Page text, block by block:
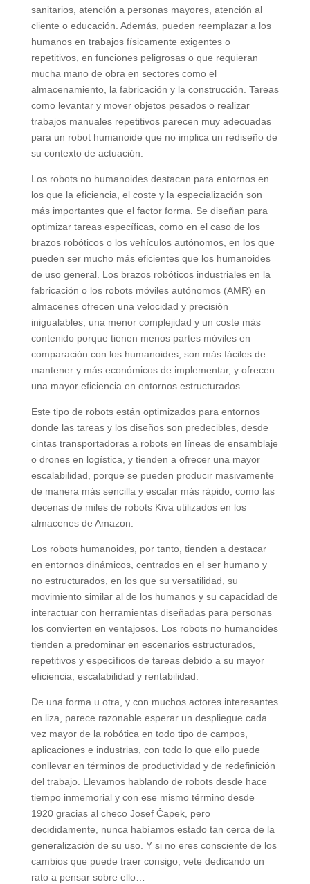
sanitarios, atención a personas mayores, atención al
cliente o educación. Además, pueden reemplazar a los
humanos en trabajos físicamente exigentes o
repetitivos, en funciones peligrosas o que requieran
mucha mano de obra en sectores como el
almacenamiento, la fabricación y la construcción. Tareas
como levantar y mover objetos pesados ​​o realizar
trabajos manuales repetitivos parecen muy adecuadas
para un robot humanoide que no implica un rediseño de
su contexto de actuación.
Los robots no humanoides destacan para entornos en
los que la eficiencia, el coste y la especialización son
más importantes que el factor forma. Se diseñan para
optimizar tareas específicas, como en el caso de los
brazos robóticos o los vehículos autónomos, en los que
pueden ser mucho más eficientes que los humanoides
de uso general. Los brazos robóticos industriales en la
fabricación o los robots móviles autónomos (AMR) en
almacenes ofrecen una velocidad y precisión
inigualables, una menor complejidad y un coste más
contenido porque tienen menos partes móviles en
comparación con los humanoides, son más fáciles de
mantener y más económicos de implementar, y ofrecen
una mayor eficiencia en entornos estructurados.
Este tipo de robots están optimizados para entornos
donde las tareas y los diseños son predecibles, desde
cintas transportadoras a robots en líneas de ensamblaje
o drones en logística, y tienden a ofrecer una mayor
escalabilidad, porque se pueden producir masivamente
de manera más sencilla y escalar más rápido, como las
decenas de miles de robots Kiva utilizados en los
almacenes de Amazon.
Los robots humanoides, por tanto, tienden a destacar
en entornos dinámicos, centrados en el ser humano y
no estructurados, en los que su versatilidad, su
movimiento similar al de los humanos y su capacidad de
interactuar con herramientas diseñadas para personas
los convierten en ventajosos. Los robots no humanoides
tienden a predominar en escenarios estructurados,
repetitivos y específicos de tareas debido a su mayor
eficiencia, escalabilidad y rentabilidad.
De una forma u otra, y con muchos actores interesantes
en liza, parece razonable esperar un despliegue cada
vez mayor de la robótica en todo tipo de campos,
aplicaciones e industrias, con todo lo que ello puede
conllevar en términos de productividad y de redefinición
del trabajo. Llevamos hablando de robots desde hace
tiempo inmemorial y con ese mismo término desde
1920 gracias al checo Josef Čapek, pero
decididamente, nunca habíamos estado tan cerca de la
generalización de su uso. Y si no eres consciente de los
cambios que puede traer consigo, vete dedicando un
rato a pensar sobre ello…